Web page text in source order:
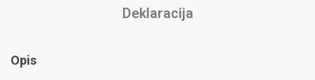
Deklaracija
Opis